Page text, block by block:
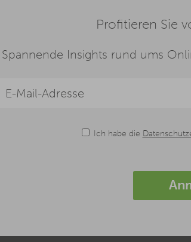
Profitieren Sie
Spannende Insights rund ums
Ich habe die